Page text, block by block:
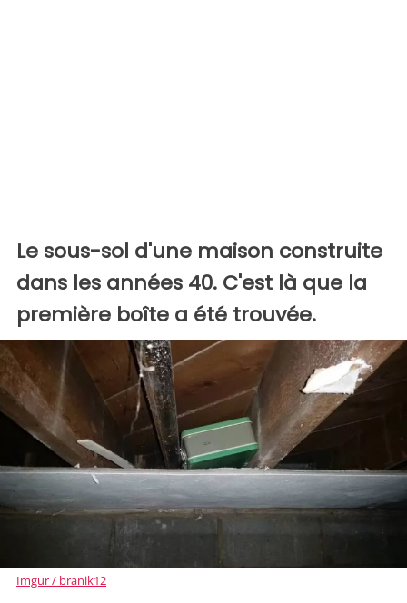
Le sous-sol d'une maison construite
dans les années 40. C'est là que la
première boîte a été trouvée.
Imgur / branik12